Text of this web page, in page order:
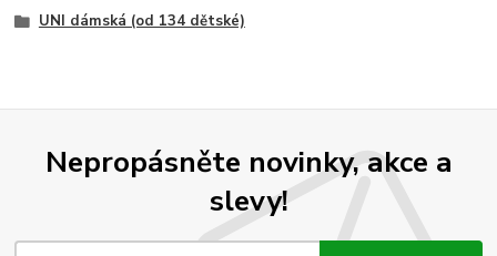
UNI dámská (od 134 dětské)
Nepropásněte novinky, akce a
slevy!